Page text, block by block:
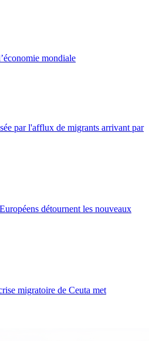
mondiale
par l'afflux de migrants arrivant par
détournent les nouveaux
migratoire de Ceuta met